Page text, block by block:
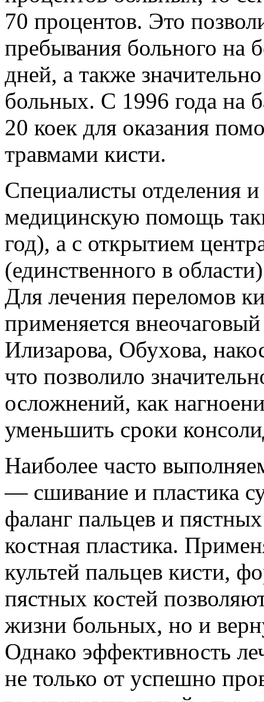
70 процентов. Это
пребывания больного на
дней, а также
больных. С 1996 года на
20 коек для оказания
травмами кисти.
Специалисты отделения
медицинскую помощь
год), а с открытием
(единственного в
Для лечения переломов
применяется
Илизарова, Обухова,
что позволило
осложнений, как
уменьшить сроки
Наиболее часто
— сшивание и пластика
фаланг пальцев и
костная пластика.
культей пальцев кисти,
пястных костей
жизни больных, но и
Однако эффективность
не только от успешно